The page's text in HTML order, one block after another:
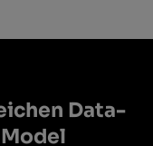
Data-